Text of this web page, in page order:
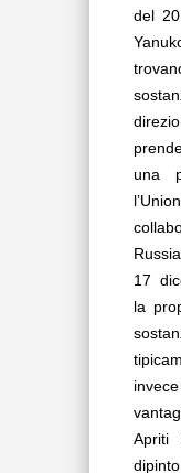
del
una
17
la
Apriti